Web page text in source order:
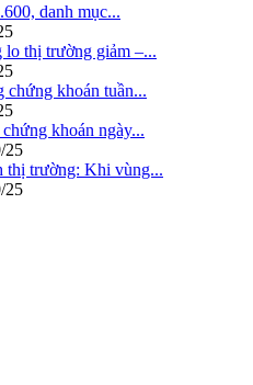
danh mục...
lo thị trường giảm –...
chứng khoán tuần...
khoán ngày...
25
thị trường: Khi vùng...
25